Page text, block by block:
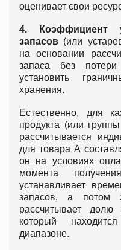
оценивает свои
4. Коэффициент
запасов (или
на основании
запаса без
установить
хранения.
Естественно, для
продукта (или
рассчитывается
для товара А
он на условиях
момента
устанавливает
запасов, а потом
рассчитывает
который
диапазоне.